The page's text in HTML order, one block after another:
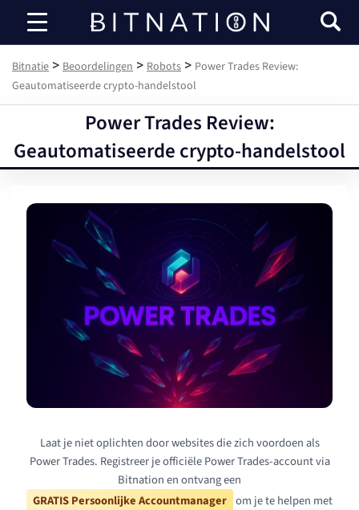
Bitnatie
Bitnatie > Beoordelingen > Robots > Power Trades Review:
Geautomatiseerde crypto-handelstool
Power Trades Review:
Geautomatiseerde crypto-handelstool
Laat je niet oplichten door websites die zich voordoen als
Power Trades. Registreer je officiële Power Trades-account via
Bitnation en ontvang een
GRATIS Persoonlijke Accountmanager om je te helpen met